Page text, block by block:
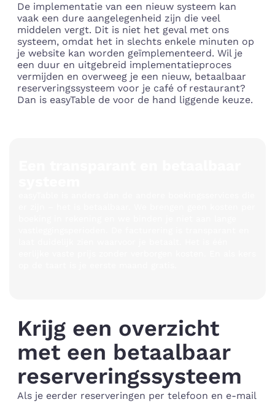
De implementatie van een nieuw systeem kan
vaak een dure aangelegenheid zijn die veel
middelen vergt. Dit is niet het geval met ons
systeem, omdat het in slechts enkele minuten op
je website kan worden geïmplementeerd. Wil je
een duur en uitgebreid implementatieproces
vermijden en overweeg je een nieuw, betaalbaar
reserveringssysteem voor je café of restaurant?
Dan is easyTable de voor de hand liggende keuze.
Krijg een overzicht
met een betaalbaar
reserveringssysteem
Als je eerder reserveringen per telefoon en e-mail